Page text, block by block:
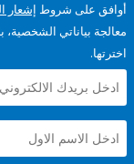
شروطإشعار الخصوصية
الشخصية، بالقدر